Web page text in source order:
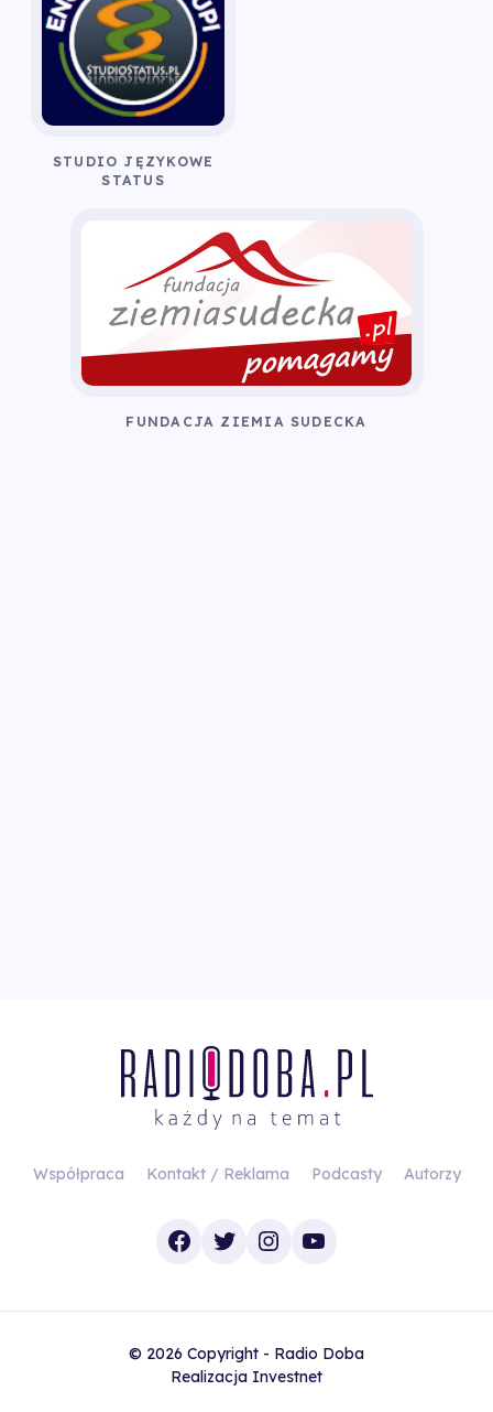
STUDIO JĘZYKOWE
STATUS
FUNDACJA ZIEMIA SUDECKA
Współpraca Kontakt / Reklama Podcasty Autorzy
Facebook
TwitterInstagram
YouTube
© 2026 Copyright - Radio Doba
Realizacja Investnet